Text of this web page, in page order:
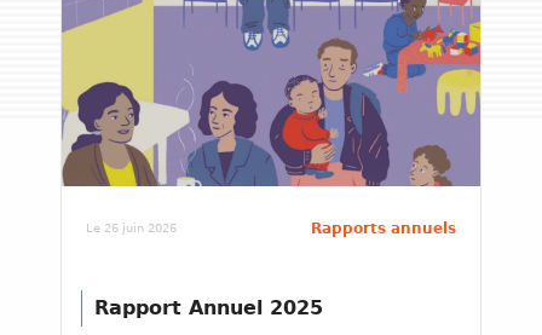
Le 26 juin 2026 Rapports annuels
Rapport Annuel 2025